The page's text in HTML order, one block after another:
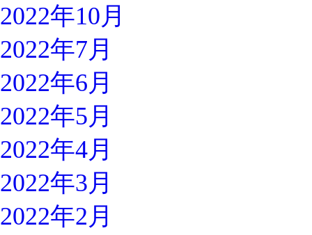
2022年10月
2022年7月
2022年6月
2022年5月
2022年4月
2022年3月
2022年2月